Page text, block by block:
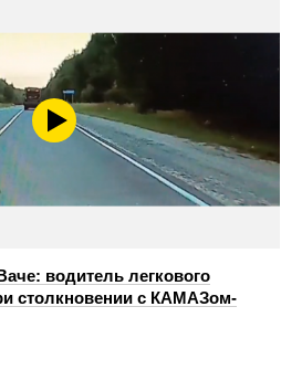
водитель легкового
столкновении с КАМАЗом-